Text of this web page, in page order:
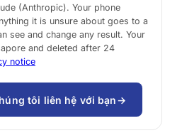
(Anthropic). Your phone
it is unsure about goes to a
see and change any result. Your
and deleted after 24
notice
tôi liên hệ với bạn→